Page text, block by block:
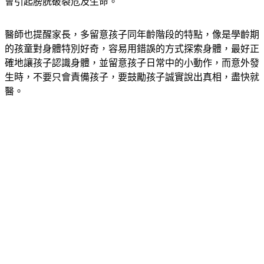
醫師也提醒家長，多留意孩子同年齡階段的特點，像是學齡期
的孩童對身體特別好奇，容易用錯誤的方式探索身體，最好正
確地讓孩子認識身體，並留意孩子日常中的小動作，而意外發
生時，不要只會責備孩子，要鼓勵孩子誠實說出真相，盡快就
醫。